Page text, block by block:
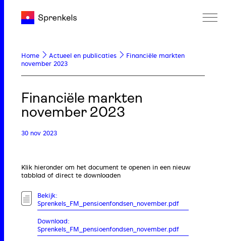
Home Actueel en publicaties
Financiële markten
november 2023
Financiële markten
november 2023
30 nov 2023
Klik hieronder om het document te openen in een nieuw
tabblad of direct te downloaden
Bekijk:
Sprenkels_FM_pensioenfondsen_november.pdf
Download:
Sprenkels_FM_pensioenfondsen_november.pdf